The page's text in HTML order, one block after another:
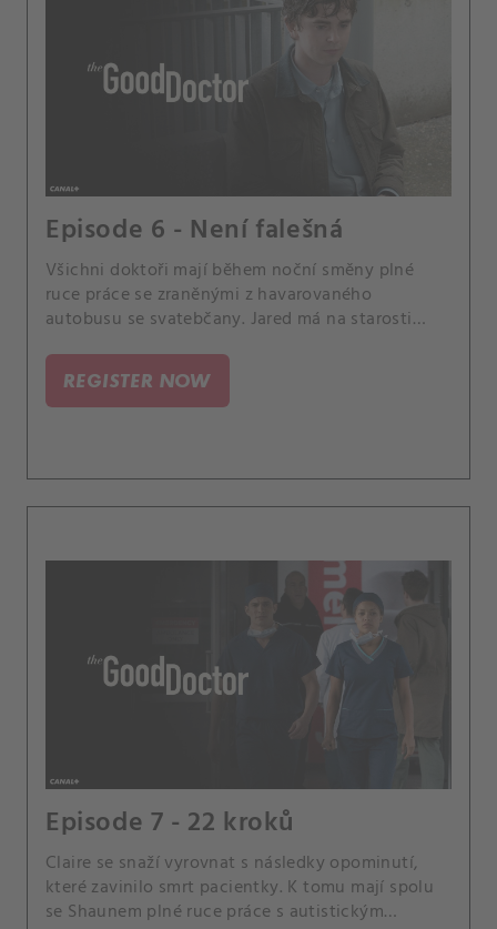
Episode 6 - Není falešná
Všichni doktoři mají během noční směny plné
ruce práce se zraněnými z havarovaného
autobusu se svatebčany. Jared má na starosti
REGISTER NOW
Episode 7 - 22 kroků
Claire se snaží vyrovnat s následky opominutí,
které zavinilo smrt pacientky. K tomu mají spolu
se Shaunem plné ruce práce s autistickým